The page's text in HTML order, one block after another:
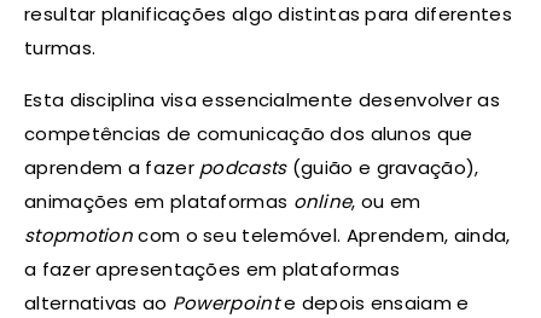
resultar planificações algo distintas para diferentes
turmas.
Esta disciplina visa essencialmente desenvolver as
competências de comunicação dos alunos que
aprendem a fazer podcasts(guião e gravação),
animações em plataformas online, ou em
stopmotioncom o seu telemóvel. Aprendem, ainda,
a fazer apresentações em plataformas
alternativas ao Powerpointe depois ensaiam e